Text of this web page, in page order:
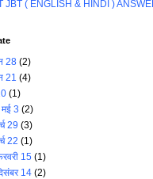
JBT ( ENGLISH & HINDI )
28 (2)
21 (4)
(1)
3 (2)
29 (3)
22 (1)
15 (1)
14 (2)